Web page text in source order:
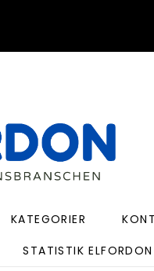
KATEGORIER
STATISTIK ELFORDON